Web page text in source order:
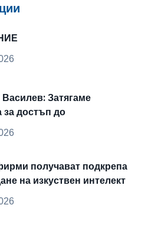
Затягаме
за достъп до
данни
получават подкрепа
на изкуствен интелект